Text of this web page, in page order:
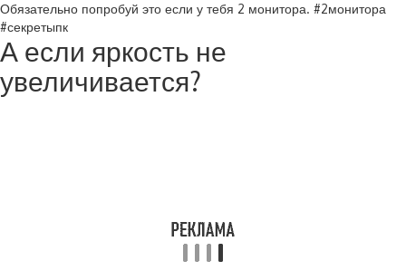
Обязательно попробуй это если у тебя 2 монитора. #2монитора
#секретыпк
А если яркость не
увеличивается?